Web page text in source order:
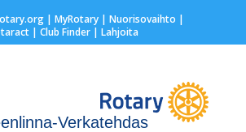
| MyRotary | Nuorisovaihto |
| Club Finder| Lahjoita
Verkatehdas